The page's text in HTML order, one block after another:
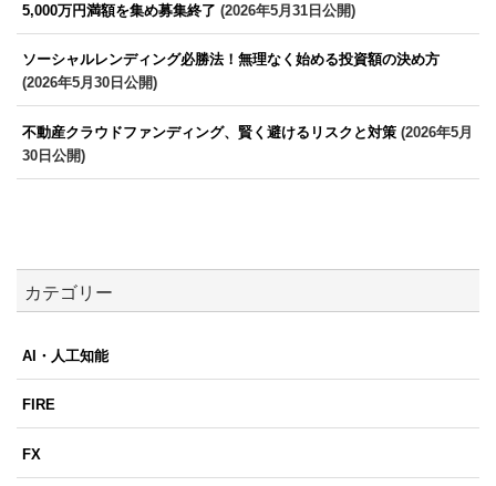
5,000万円満額を集め募集終了 (2026年5月31日公開)
ソーシャルレンディング必勝法！無理なく始める投資額の決め方
(2026年5月30日公開)
不動産クラウドファンディング、賢く避けるリスクと対策 (2026年5月
30日公開)
カテゴリー
AI・人工知能
FIRE
FX